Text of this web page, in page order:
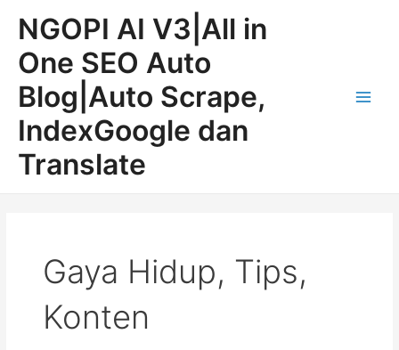
NGOPI AI V3|All in
One SEO Auto
Blog|Auto Scrape,
IndexGoogle dan
Translate
Gaya Hidup, Tips,
Konten